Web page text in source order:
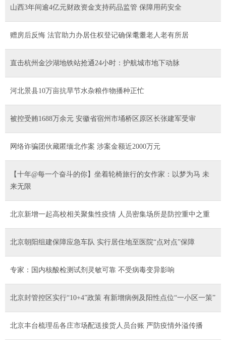
山西3年间逾4亿元财政资金支持药品监管 保障用药安全
赠房后反悔 法官助力办居住权登记确保耄耋老人老有所居
直击杭州金沙湖地铁站抢通24小时：护航城市地下动脉
河北景县10万亩抗旱节水杂粮作物播种正忙
被控受贿1688万余元 安徽省宿州市埇桥区原区长张建军受审
网络诈骗团伙藏匿缅北作案 涉案金额近2000万元
【十年@每一个奋斗的你】坐着轮椅旅行的女作家：以梦为马 未
来无限
北京新增一起高校相关聚集性疫情 人员密集场所是防控重中之重
北京朝阳组建保障应急车队 实行居住地至医院“点对点”保障
专家：国内核酸检测试剂灵敏可靠 不受病毒变异影响
北京封管控区实行“10+4”政策 有新增病例及阳性点位“一小区一策”
北京丰台梳理岳各庄市场配送接货人员台账 严防疫情外溢传播